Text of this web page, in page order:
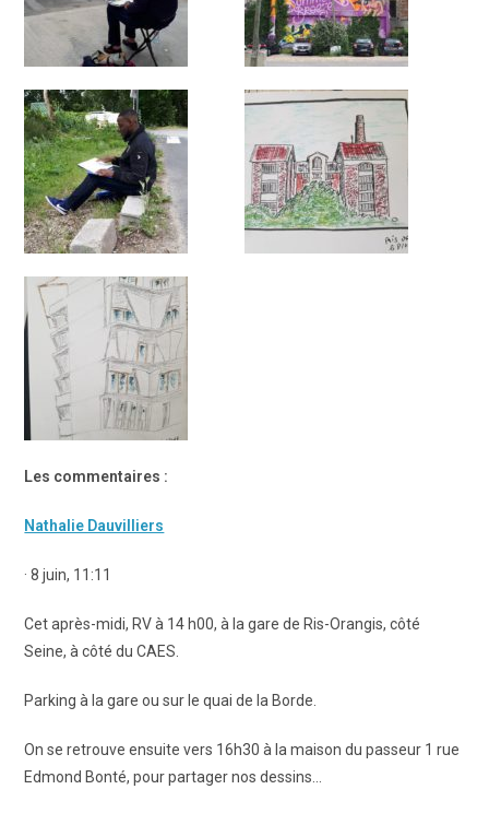
Les commentaires :
Nathalie Dauvilliers
· 8 juin, 11:11
Cet après-midi, RV à 14 h00, à la gare de Ris-Orangis, côté
Seine, à côté du CAES.
Parking à la gare ou sur le quai de la Borde.
On se retrouve ensuite vers 16h30 à la maison du passeur 1 rue
Edmond Bonté, pour partager nos dessins…